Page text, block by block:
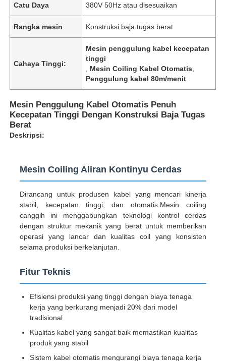
Rumah
Tentang kita
Catu Daya 380V 50Hz atau disesuaikan
Rangka mesin Konstruksi baja tugas berat
Cahaya Tinggi:
Mesin penggulung kabel kecepatan
tinggi
Mesin Coiling Kabel Otomatis
Penggulung kabel 80m/menit
Mesin Penggulung Kabel Otomatis Penuh
Kecepatan Tinggi Dengan Konstruksi Baja Tugas
Berat
Deskripsi:
Mesin Coiling Aliran Kontinyu Cerdas
Dirancang untuk produsen kabel yang mencari kinerja
stabil, kecepatan tinggi, dan otomatis.Mesin coiling
canggih ini menggabungkan teknologi kontrol cerdas
dengan struktur mekanik yang berat untuk memberikan
operasi yang lancar dan kualitas coil yang konsisten
selama produksi berkelanjutan.
Fitur Teknis
Efisiensi produksi yang tinggi dengan biaya tenaga
kerja yang berkurang menjadi 20% dari model
tradisional
Kualitas kabel yang sangat baik memastikan kualitas
produk yang stabil
Sistem kabel otomatis mengurangi biaya tenaga kerja